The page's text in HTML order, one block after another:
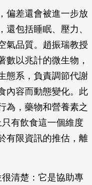
偏差還會被進一步放
還包括睡眠、壓力、
氣品質。趙振瑞教授
數以兆計的微生物，
態系，負責調節代謝
內容而動態變化。此
為，藥物和營養素之
有飲食這一個維度
有限資訊的推估，離
清楚：它是協助專